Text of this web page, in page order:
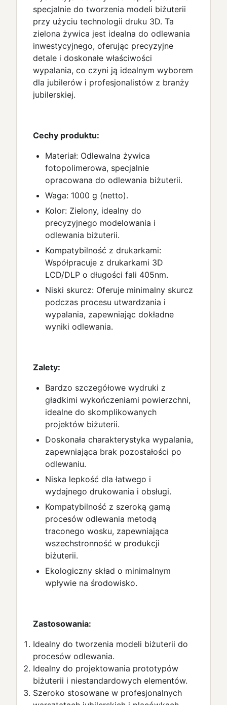
specjalnie do tworzenia modeli biżuterii
przy użyciu technologii druku 3D. Ta
zielona żywica jest idealna do odlewania
inwestycyjnego, oferując precyzyjne
detale i doskonałe właściwości
wypalania, co czyni ją idealnym wyborem
dla jubilerów i profesjonalistów z branży
jubilerskiej.
Cechy produktu:
Materiał: Odlewalna żywica
fotopolimerowa, specjalnie
opracowana do odlewania biżuterii.
Waga: 1000 g (netto).
Kolor: Zielony, idealny do
precyzyjnego modelowania i
odlewania biżuterii.
Kompatybilność z drukarkami:
Współpracuje z drukarkami 3D
LCD/DLP o długości fali 405nm.
Niski skurcz: Oferuje minimalny skurcz
podczas procesu utwardzania i
wypalania, zapewniając dokładne
wyniki odlewania.
Zalety:
Bardzo szczegółowe wydruki z
gładkimi wykończeniami powierzchni,
idealne do skomplikowanych
projektów biżuterii.
Doskonała charakterystyka wypalania,
zapewniająca brak pozostałości po
odlewaniu.
Niska lepkość dla łatwego i
wydajnego drukowania i obsługi.
Kompatybilność z szeroką gamą
procesów odlewania metodą
traconego wosku, zapewniająca
wszechstronność w produkcji
biżuterii.
Ekologiczny skład o minimalnym
wpływie na środowisko.
Zastosowania:
Idealny do tworzenia modeli biżuterii do
procesów odlewania.
Idealny do projektowania prototypów
biżuterii i niestandardowych elementów.
Szeroko stosowane w profesjonalnych